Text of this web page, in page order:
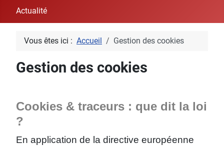
Actualité
Vous êtes ici : Accueil Gestion des cookies
Gestion des cookies
Cookies & traceurs : que dit la loi
?
En application de la directive européenne